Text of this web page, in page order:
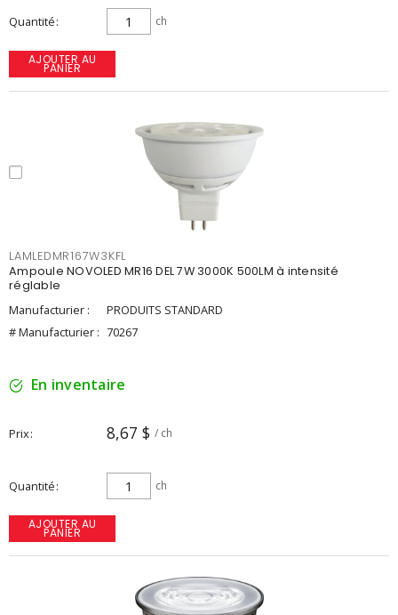
Quantité ch
AJOUTER AU
PANIER
LAMLEDMR167W3KFL
Ampoule NOVOLED MR16 DEL 7W 3000K 500LM à intensité
réglable
Manufacturier :
PRODUITS STANDARD
# Manufacturier : 70267
En inventaire
Prix 8,67 $ / ch
Quantité ch
AJOUTER AU
PANIER